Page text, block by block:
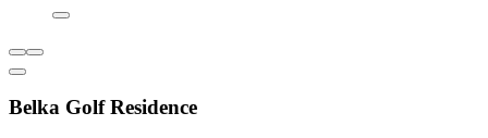
Belka Golf Residence